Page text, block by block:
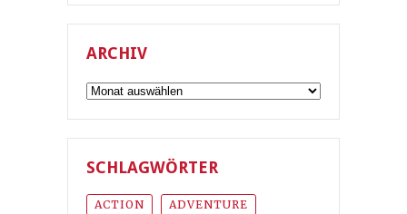
ARCHIV
Archiv
SCHLAGWÖRTER
ACTION ADVENTURE